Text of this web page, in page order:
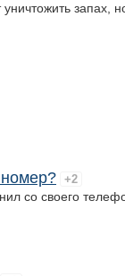
запах,
+2
со своего